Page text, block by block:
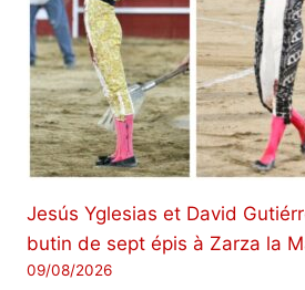
Jesús Yglesias et David
butin de sept épis à Zarza la
09/08/2026